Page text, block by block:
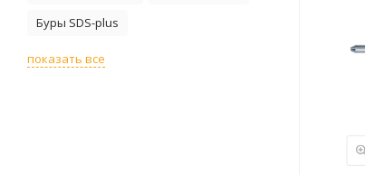
Буры SDS-plus
показать все